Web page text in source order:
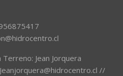
Jean Jorquera
//